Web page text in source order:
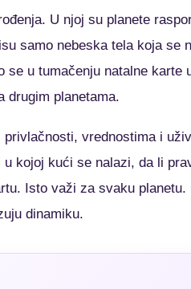
U njoj su planete
samo nebeska tela koja se
u tumačenju natalne karte
drugim planetama.
vrednostima i
kojoj kući se nalazi, da li
Isto važi za svaku
dinamiku.